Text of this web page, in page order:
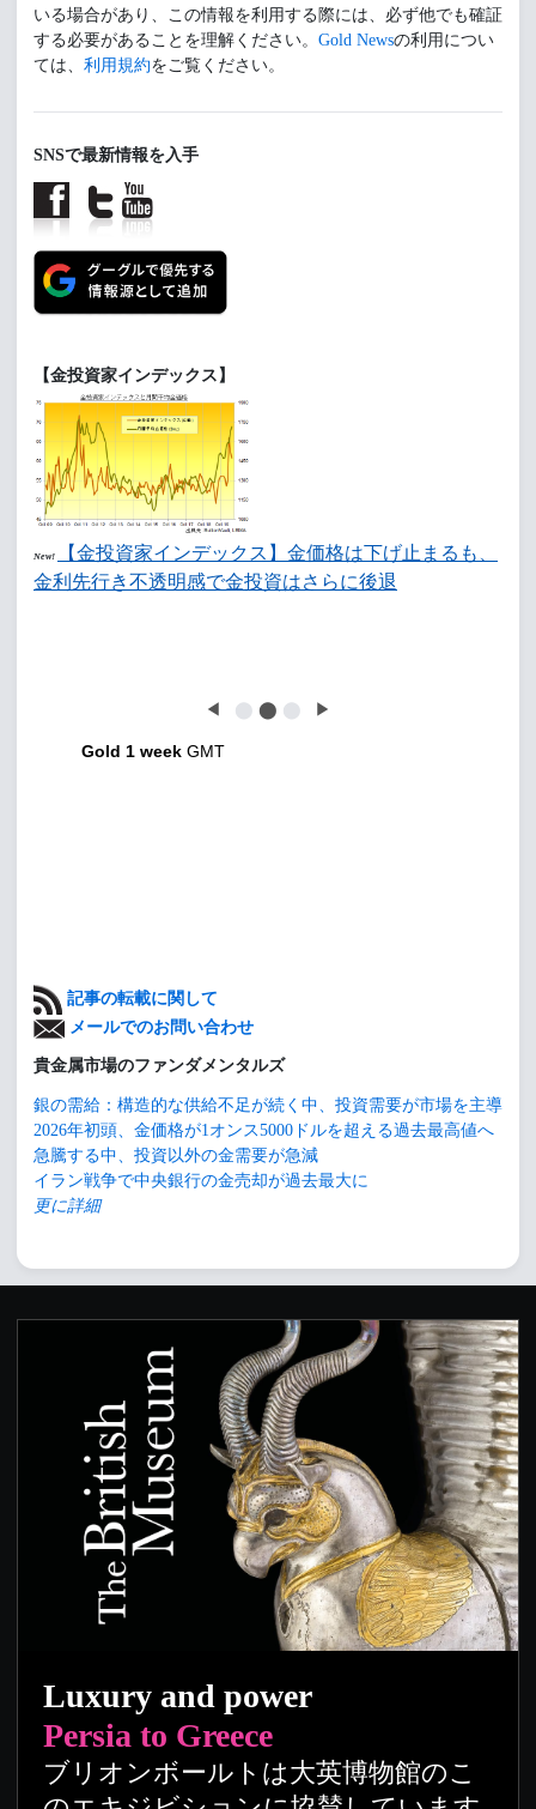
いる場合があり、この情報を利用する際には、必ず他でも確証
する必要があることを理解ください。 Gold Newsの利用につい
ては、 利用規約をご覧ください。
SNSで最新情報を入手
【金投資家インデックス】
New!
【金投資家インデックス】金価格は下げ止まるも、
金利先行き不透明感で金投資はさらに後退
◀ ⬤ ⬤ ⬤ ▶
Gold 1 week GMT
記事の転載に関して
メールでのお問い合わせ
貴金属市場のファンダメンタルズ
銀の需給：構造的な供給不足が続く中、投資需要が市場を主導
2026年初頭、金価格が1オンス5000ドルを超える過去最高値へ
急騰する中、投資以外の金需要が急減
イラン戦争で中央銀行の金売却が過去最大に
更に詳細
Luxury and power
Persia to Greece
ブリオンボールトは大英博物館のこ